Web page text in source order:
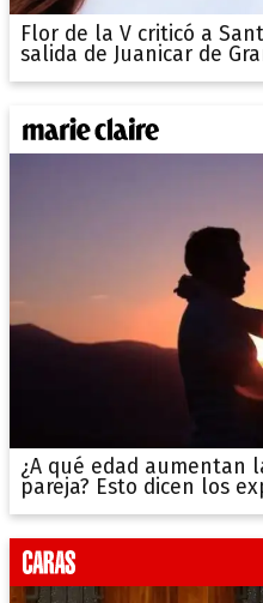
Flor de la V criticó a
salida de Juanicar de
¿A qué edad aumentan
pareja? Esto dicen los